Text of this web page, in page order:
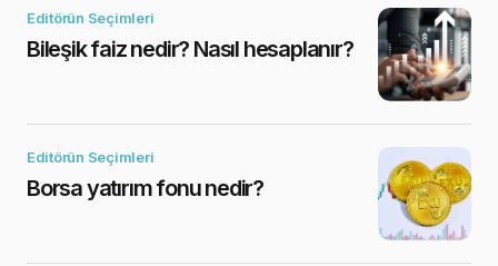
Editörün Seçimleri
Bileşik faiz nedir? Nasıl hesaplanır?
Editörün Seçimleri
Borsa yatırım fonu nedir?